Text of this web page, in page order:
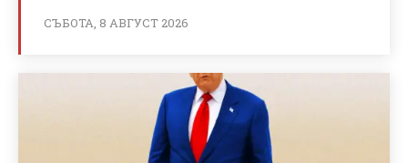
СЪБОТА, 8 АВГУСТ 2026